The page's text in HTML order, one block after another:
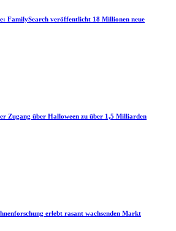
FamilySearch veröffentlicht 18 Millionen neue
Zugang über Halloween zu über 1,5 Milliarden
erlebt rasant wachsenden Markt